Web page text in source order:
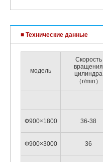
■ Технические данные
модель
Скорость
вращения
цилиндра
（r/min）
Ф900×1800 36-38
Ф900×3000 36